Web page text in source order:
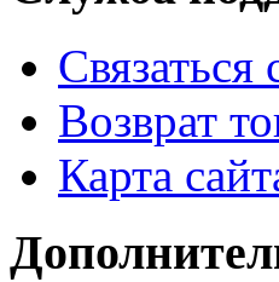
Связаться
Возврат
Карта